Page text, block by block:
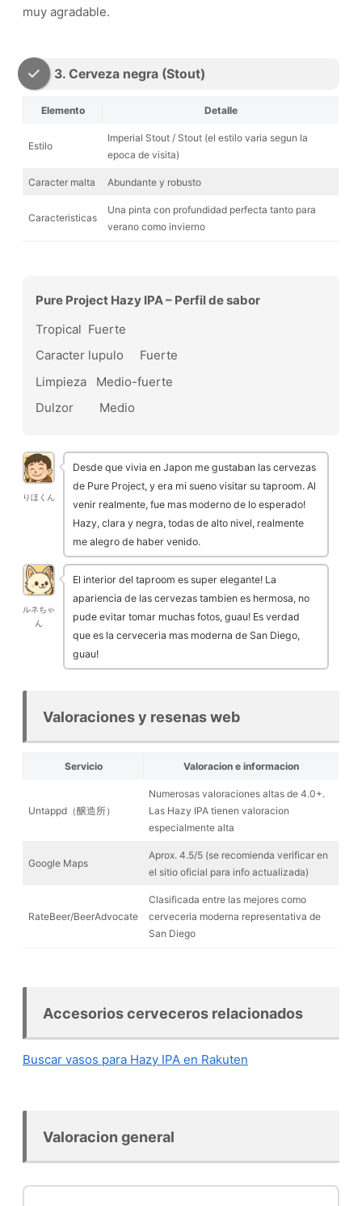
muy agradable.
3. Cerveza negra (Stout)
Elemento Detalle
Estilo
Imperial Stout / Stout (el estilo varia segun la
epoca de visita)
Caracter malta Abundante y robusto
Caracteristicas
Una pinta con profundidad perfecta tanto para
verano como invierno
Pure Project Hazy IPA – Perfil de sabor
Tropical Fuerte
Caracter lupulo
Fuerte
Limpieza
Medio-fuerte
Dulzor
Medio
りほくん
Desde que vivia en Japon me gustaban las cervezas
de Pure Project, y era mi sueno visitar su taproom. Al
venir realmente, fue mas moderno de lo esperado!
Hazy, clara y negra, todas de alto nivel, realmente
me alegro de haber venido.
ルネちゃ
ん
El interior del taproom es super elegante! La
apariencia de las cervezas tambien es hermosa, no
pude evitar tomar muchas fotos, guau! Es verdad
que es la cerveceria mas moderna de San Diego,
guau!
Valoraciones y resenas web
Servicio Valoracion e informacion
Untappd（醸造所）
Numerosas valoraciones altas de 4.0+.
Las Hazy IPA tienen valoracion
especialmente alta
Google Maps
Aprox. 4.5/5 (se recomienda verificar en
el sitio oficial para info actualizada)
RateBeer/BeerAdvocate
Clasificada entre las mejores como
cerveceria moderna representativa de
San Diego
Accesorios cerveceros relacionados
Buscar vasos para Hazy IPA en Rakuten
Valoracion general